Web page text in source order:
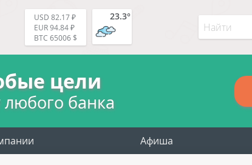
USD 82.17 ₽
EUR 94.84 ₽
BTC 65006 $
23.3°
цели
любого банка
Афиша